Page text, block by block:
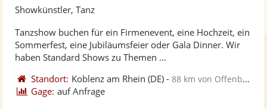
Fotos
Showkünstler, Tanz
Tanzshow buchen für ein Firmenevent, eine Hochzeit, ein
Sommerfest, eine Jubiläumsfeier oder Gala Dinner. Wir
haben Standard Shows zu Themen ...
Standort: Koblenz am Rhein (DE) -88 km von Offenbach am Main
Gage: auf Anfrage